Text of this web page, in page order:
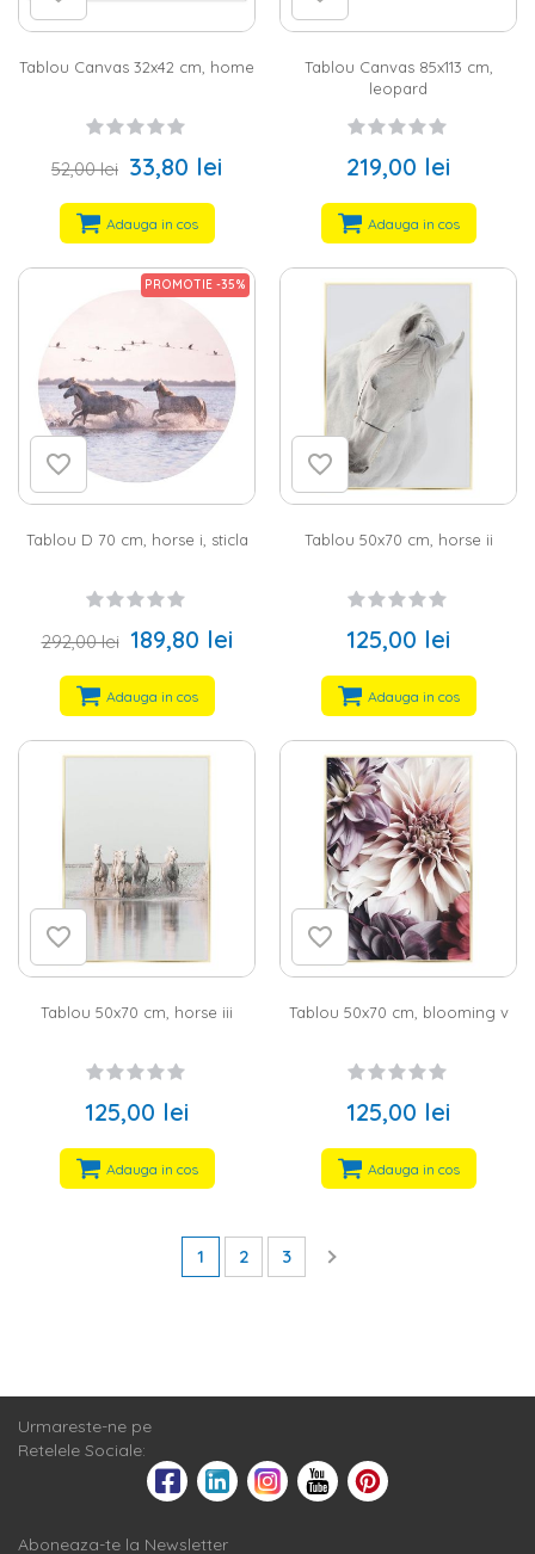
Tablou Canvas 32x42 cm, home
52,00 lei 33,80 lei
Adauga in cos
Tablou Canvas 85x113 cm,
leopard
219,00 lei
Adauga in cos
PROMOTIE -35%
Tablou D 70 cm, horse i, sticla
292,00 lei 189,80 lei
Adauga in cos
Tablou 50x70 cm, horse ii
125,00 lei
Adauga in cos
Tablou 50x70 cm, horse iii
125,00 lei
Adauga in cos
Tablou 50x70 cm, blooming v
125,00 lei
Adauga in cos
1 2 3
Urmareste-ne pe
Retelele Sociale:
Aboneaza-te la Newsletter